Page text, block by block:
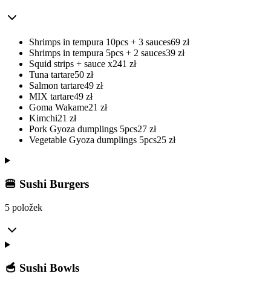
Shrimps in tempura 10pcs + 3 sauces69 zł
Shrimps in tempura 5pcs + 2 sauces39 zł
Squid strips + sauce x241 zł
Tuna tartare50 zł
Salmon tartare49 zł
MIX tartare49 zł
Goma Wakame21 zł
Kimchi21 zł
Pork Gyoza dumplings 5pcs27 zł
Vegetable Gyoza dumplings 5pcs25 zł
🍔 Sushi Burgers
5 položek
🥣 Sushi Bowls